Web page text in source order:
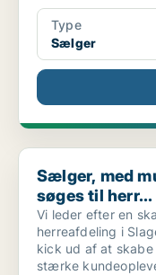
Type
Sælger
Sælger, med mulighed
Sælger, med
søges til herr...
Vi leder efter en
herreafdeling i
kick ud af at skabe
stærke